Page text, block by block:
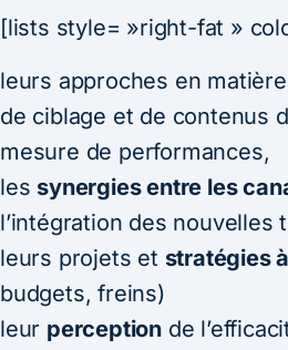
[lists style= »right-fat »
leurs approches en
de ciblage et de contenus
mesure de performances,
les synergies entre les
l’intégration des nouvelles
leurs projets et stratégies
budgets, freins)
leur perception de